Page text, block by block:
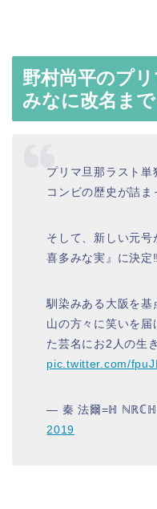
野村尚平のプ
みなに改名まで
プリマ旦那ラスト
コンビの歴史が詰
そして、新しい元号
喜多みな実』に決定‼️
馴染みある大阪を基
山の方々に笑いを届
た芸名にお2人の生
pic.twitter.com/
— 秦 法爾=ℍ ℕℝℂℍ
2019